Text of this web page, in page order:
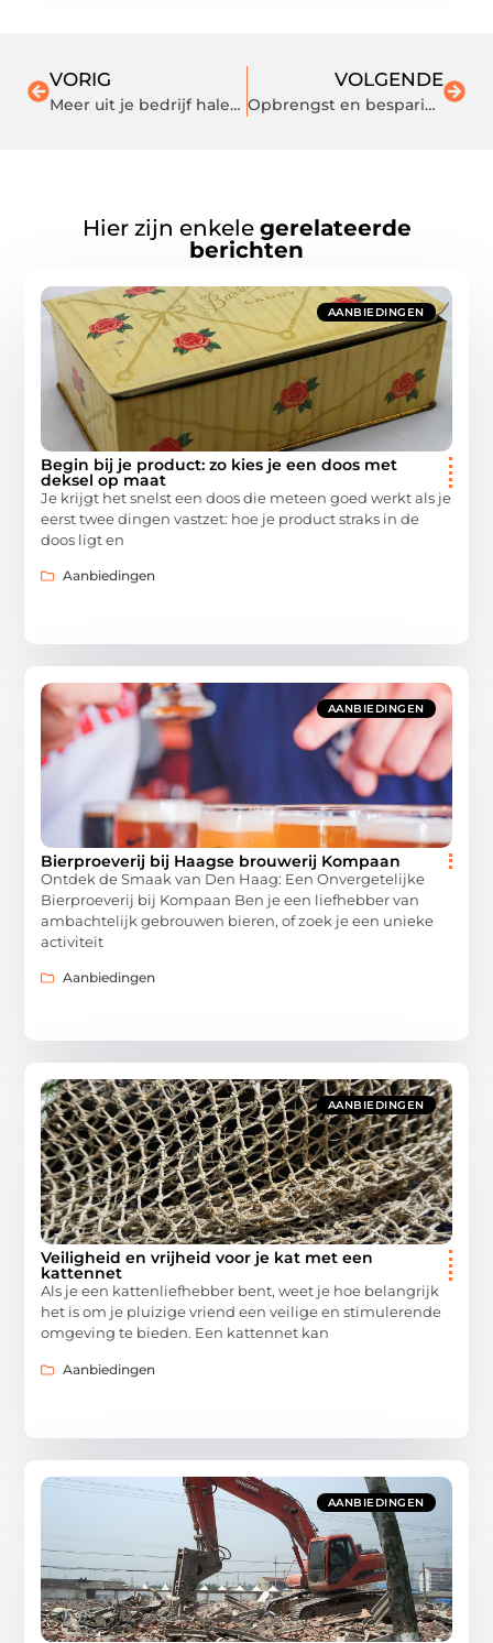
VORIG
Meer uit je bedrijf halen tijdens uitdagende tijden
VOLGENDE
Opbrengst en besparing: wat leveren 12 zonnepanelen jaarlijks op?
Hier zijn enkele gerelateerde
berichten
AANBIEDINGEN
Begin bij je product: zo kies je een doos met
deksel op maat
Je krijgt het snelst een doos die meteen goed werkt als je
eerst twee dingen vastzet: hoe je product straks in de
doos ligt en
Aanbiedingen
AANBIEDINGEN
Bierproeverij bij Haagse brouwerij Kompaan
Ontdek de Smaak van Den Haag: Een Onvergetelijke
Bierproeverij bij Kompaan Ben je een liefhebber van
ambachtelijk gebrouwen bieren, of zoek je een unieke
activiteit
Aanbiedingen
AANBIEDINGEN
Veiligheid en vrijheid voor je kat met een
kattennet
Als je een kattenliefhebber bent, weet je hoe belangrijk
het is om je pluizige vriend een veilige en stimulerende
omgeving te bieden. Een kattennet kan
Aanbiedingen
AANBIEDINGEN